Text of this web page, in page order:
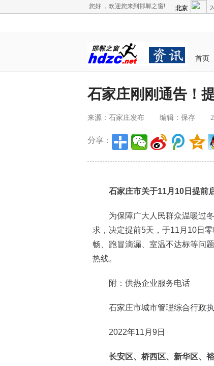
您好 ，欢迎您来到邯郸之窗!
首页
石家庄刚刚通告！
来源：石家庄发布 编辑：保存
分享：
石家庄市关于11月10日提前
为保障广大人民群众温暖过冬
求，决定提前5天，于11月10日
畅、跑冒滴漏、室温不达标等问
热线。
附：供热企业服务电话
石家庄市城市管理综合行政
2022年11月9日
长安区、桥西区、新华区、裕